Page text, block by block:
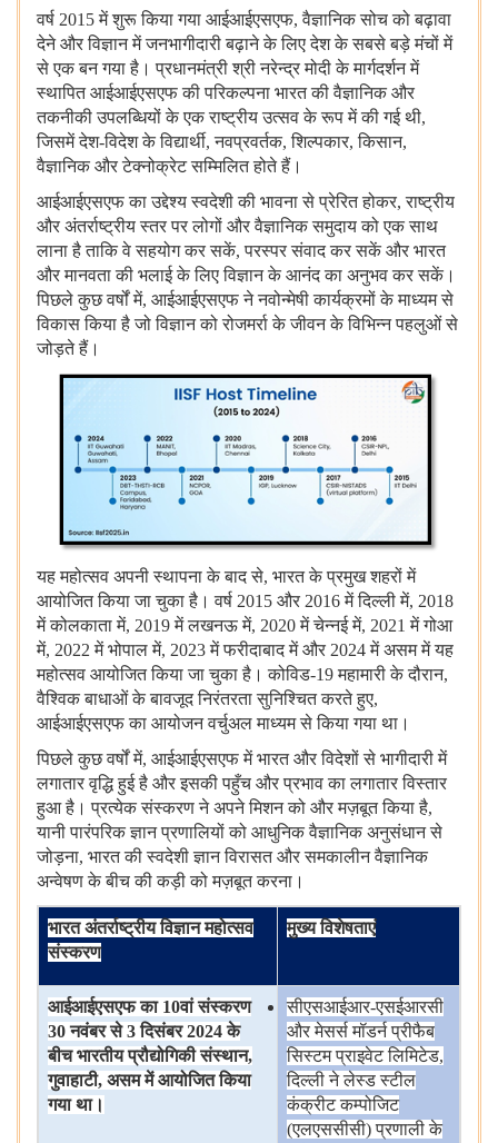
वर्ष 2015 में शुरू किया गया आईआईएसएफ, वैज्ञानिक सोच को बढ़ावा
देने और विज्ञान में जनभागीदारी बढ़ाने के लिए देश के सबसे बड़े मंचों में
से एक बन गया है। प्रधानमंत्री श्री नरेन्द्र मोदी के मार्गदर्शन में
स्थापित आईआईएसएफ की परिकल्पना भारत की वैज्ञानिक और
तकनीकी उपलब्धियों के एक राष्ट्रीय उत्सव के रूप में की गई थी,
जिसमें देश-विदेश के विद्यार्थी, नवप्रवर्तक, शिल्पकार, किसान,
वैज्ञानिक और टेक्नोक्रेट सम्मिलित होते हैं।
आईआईएसएफ का उद्देश्य स्वदेशी की भावना से प्रेरित होकर, राष्ट्रीय
और अंतर्राष्ट्रीय स्तर पर लोगों और वैज्ञानिक समुदाय को एक साथ
लाना है ताकि वे सहयोग कर सकें, परस्पर संवाद कर सकें और भारत
और मानवता की भलाई के लिए विज्ञान के आनंद का अनुभव कर सकें।
पिछले कुछ वर्षों में, आईआईएसएफ ने नवोन्मेषी कार्यक्रमों के माध्यम से
विकास किया है जो विज्ञान को रोजमर्रा के जीवन के विभिन्न पहलुओं से
जोड़ते हैं।
यह महोत्सव अपनी स्थापना के बाद से, भारत के प्रमुख शहरों में
आयोजित किया जा चुका है। वर्ष 2015 और 2016 में दिल्ली में, 2018
में कोलकाता में, 2019 में लखनऊ में, 2020 में चेन्नई में, 2021 में गोआ
में, 2022 में भोपाल में, 2023 में फरीदाबाद में और 2024 में असम में यह
महोत्सव आयोजित किया जा चुका है। कोविड-19 महामारी के दौरान,
वैश्विक बाधाओं के बावजूद निरंतरता सुनिश्चित करते हुए,
आईआईएसएफ का आयोजन वर्चुअल माध्यम से किया गया था।
पिछले कुछ वर्षों में, आईआईएसएफ में भारत और विदेशों से भागीदारी में
लगातार वृद्धि हुई है और इसकी पहुँच और प्रभाव का लगातार विस्तार
हुआ है। प्रत्येक संस्करण ने अपने मिशन को और मज़बूत किया है,
यानी पारंपरिक ज्ञान प्रणालियों को आधुनिक वैज्ञानिक अनुसंधान से
जोड़ना, भारत की स्वदेशी ज्ञान विरासत और समकालीन वैज्ञानिक
अन्वेषण के बीच की कड़ी को मज़बूत करना।
भारत अंतर्राष्ट्रीय विज्ञान महोत्सव
संस्करण
मुख्य विशेषताएं
आईआईएसएफ का10वां संस्करण
30नवंबर से3दिसंबर2024के
बीच भारतीय प्रौद्योगिकी संस्थान,
गुवाहाटी, असम में आयोजित किया
गया था।
सीएसआईआर-एसईआरसी
और मेसर्स मॉडर्न प्रीफैब
सिस्टम प्राइवेट लिमिटेड,
दिल्ली ने लेस्ड स्टील
कंक्रीट कम्पोजिट
(एलएससीसी) प्रणाली के